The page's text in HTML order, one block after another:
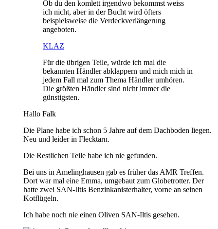
Ob du den komlett irgendwo bekommst weiss
ich nicht, aber in der Bucht wird öfters
beispielsweise die Verdeckverlängerung
angeboten.
KLAZ
Für die übrigen Teile, würde ich mal die
bekannten Händler abklappern und mich mich in
jedem Fall mal zum Thema Händler umhören.
Die größten Händler sind nicht immer die
günstigsten.
Hallo Falk
Die Plane habe ich schon 5 Jahre auf dem Dachboden liegen.
Neu und leider in Flecktarn.
Die Restlichen Teile habe ich nie gefunden.
Bei uns in Amelinghausen gab es früher das AMR Treffen.
Dort war mal eine Emma, umgebaut zum Globetrotter. Der
hatte zwei SAN-Iltis Benzinkanisterhalter, vorne an seinen
Kotflügeln.
Ich habe noch nie einen Oliven SAN-Iltis gesehen.